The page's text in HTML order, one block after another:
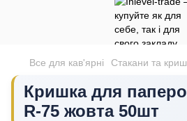
Все для кав'ярні Стакани та
Кришка для
R-75 жовта 50шт